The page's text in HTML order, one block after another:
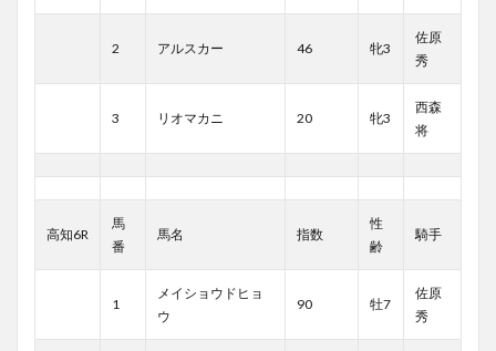
2 アルスカー 46 牝3
佐原
秀
3 リオマカニ 20 牝3
西森
将
高知6R
馬
番
馬名 指数
性
齢
騎手
1
メイショウドヒョ
ウ
90 牡7
佐原
秀